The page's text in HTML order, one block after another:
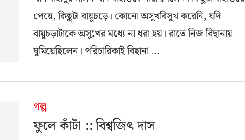
পেয়ে, কিছুটা বায়ুচড়ে। কোনো অসুখবিসুখ করেনি, যদি
বায়ুচড়াটাকে অসুখের মধ্যে না ধরা হয়। রাতে নিজ বিছানায়
ঘুমিয়েছিলেন। পরিচারিকাই বিছানা …
গল্প
ফুলে কাঁটা :: বিশ্বজিৎ দাস